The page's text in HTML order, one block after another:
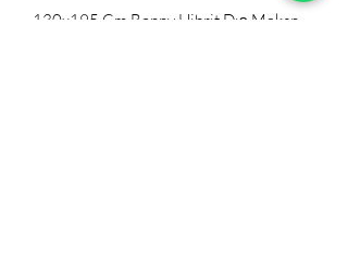
130x195 Cm Bonny Hibrit Dış Mekan